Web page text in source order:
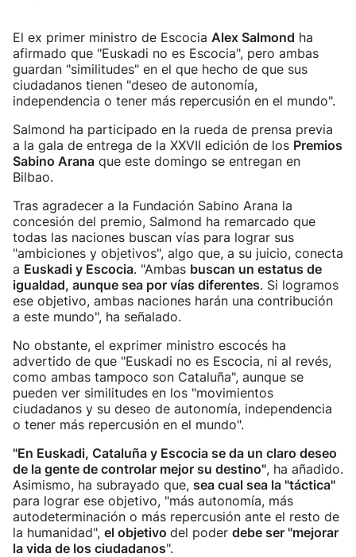
El ex primer ministro de Escocia Alex Salmond ha
afirmado que "Euskadi no es Escocia", pero ambas
guardan "similitudes" en el que hecho de que sus
ciudadanos tienen "deseo de autonomía,
independencia o tener más repercusión en el mundo".
Salmond ha participado en la rueda de prensa previa
a la gala de entrega de la XXVII edición de los Premios
Sabino Arana que este domingo se entregan en
Bilbao.
Tras agradecer a la Fundación Sabino Arana la
concesión del premio, Salmond ha remarcado que
todas las naciones buscan vías para lograr sus
"ambiciones y objetivos", algo que, a su juicio, conecta
a Euskadi y Escocia. "Ambas buscan un estatus de
igualdad, aunque sea por vías diferentes. Si logramos
ese objetivo, ambas naciones harán una contribución
a este mundo", ha señalado.
No obstante, el exprimer ministro escocés ha
advertido de que "Euskadi no es Escocia, ni al revés,
como ambas tampoco son Cataluña", aunque se
pueden ver similitudes en los "movimientos
ciudadanos y su deseo de autonomía, independencia
o tener más repercusión en el mundo".
"En Euskadi, Cataluña y Escocia se da un claro deseo
de la gente de controlar mejor su destino", ha añadido.
Asimismo, ha subrayado que, sea cual sea la "táctica"
para lograr ese objetivo, "más autonomía, más
autodeterminación o más repercusión ante el resto de
la humanidad", el objetivo del poder debe ser "mejorar
la vida de los ciudadanos".